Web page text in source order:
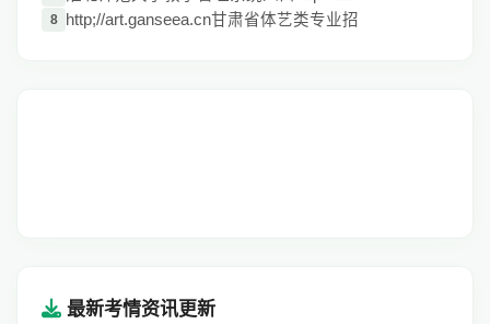
8 http;//art.ganseea.cn甘肃省体艺类专业招
最新考情资讯更新